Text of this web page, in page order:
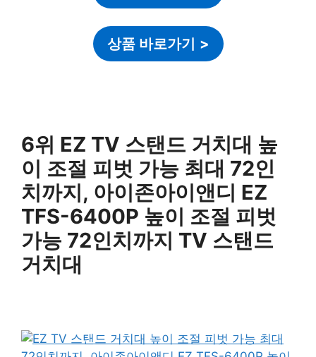
상품 바로가기 >
6위 EZ TV 스탠드 거치대 높
이 조절 피벗 가능 최대 72인
치까지, 아이존아이앤디 EZ
TFS-6400P 높이 조절 피벗
가능 72인치까지 TV 스탠드
거치대